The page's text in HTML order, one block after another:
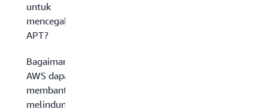
untuk
mencegah
APT?
Bagaimana
AWS dapat
membantu
melindungi